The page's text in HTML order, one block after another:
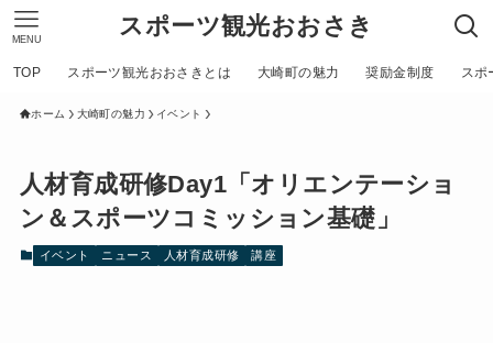
スポーツ観光おおさき
MENU
TOP スポーツ観光おおさきとは 大崎町の魅力 奨励金制度 スポ
ホーム 大崎町の魅力 イベント
人材育成研修Day1「オリエンテーショ
ン＆スポーツコミッション基礎」
イベント ニュース 人材育成研修 講座